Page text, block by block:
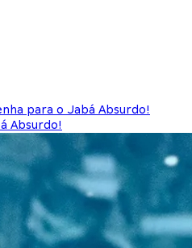
para o Jabá Absurdo!
Absurdo!